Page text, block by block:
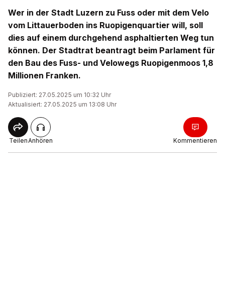
Wer in der Stadt Luzern zu Fuss oder mit dem Velo
vom Littauerboden ins Ruopigenquartier will, soll
dies auf einem durchgehend asphaltierten Weg tun
können. Der Stadtrat beantragt beim Parlament für
den Bau des Fuss- und Velowegs Ruopigenmoos 1,8
Millionen Franken.
Publiziert: 27.05.2025 um 10:32 Uhr
Aktualisiert: 27.05.2025 um 13:08 Uhr
TeilenAnhören Kommentieren